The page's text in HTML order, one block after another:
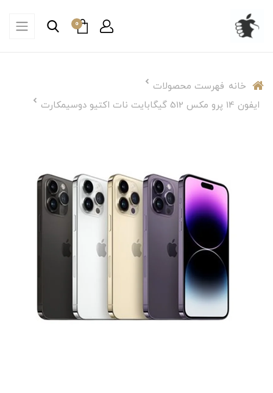
0
خانه فهرست محصولات
ایفون 14 پرو مکس 512 گیگابایت نات اکتیو دوسیمکارت